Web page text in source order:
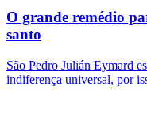
O grande remédio
santo
São Pedro Julián Eymard
indiferença universal, por